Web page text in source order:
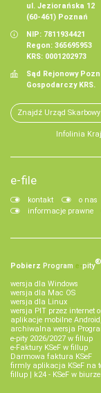
ul. Jeziorańska 12
(60-461) Poznań
NIP: 7811934421
Regon: 365695953
KRS: 0001202973
Sąd Rejonowy
Gospodarczy KRS.
Znajdź Urząd
Infolinia
e-file
kontakt o nas
informacje prawne
Pobierz Program e‑pity®
wersja dla Windows
wersja dla Mac OS
wersja dla Linux
wersja PIT przez internet
aplikacje mobilne
archiwalna wersja
e-pity 2026/2027 w fillup
e‑Faktury KSeF w fillup
Darmowa faktura KSeF
firmly aplikacja KSeF na
fillup | k24 - KSeF w